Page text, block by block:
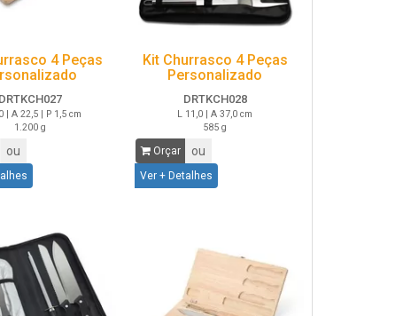
4 Peças
DRTKCH027
| A 22,5 | P 1,5 cm
1.200 g
ou
Kit Churrasco 4 Peças
Personalizado
DRTKCH028
L 11,0 | A 37,0 cm
585 g
Orçar ou
Ver + Detalhes